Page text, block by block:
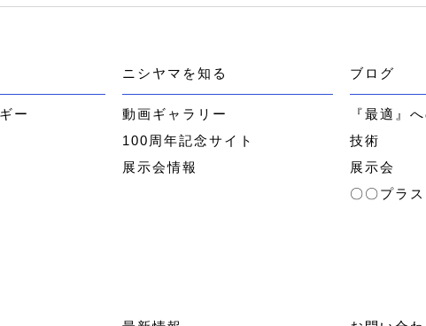
ー
ニシヤマを知る
動画ギャラリー
100周年記念サイト
展示会情報
ブログ
『最適』
技術
展示会
〇〇プラ